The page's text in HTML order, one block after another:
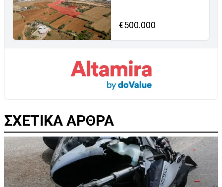
€500.000
ΣΧΕΤΙΚΑ ΑΡΘΡΑ